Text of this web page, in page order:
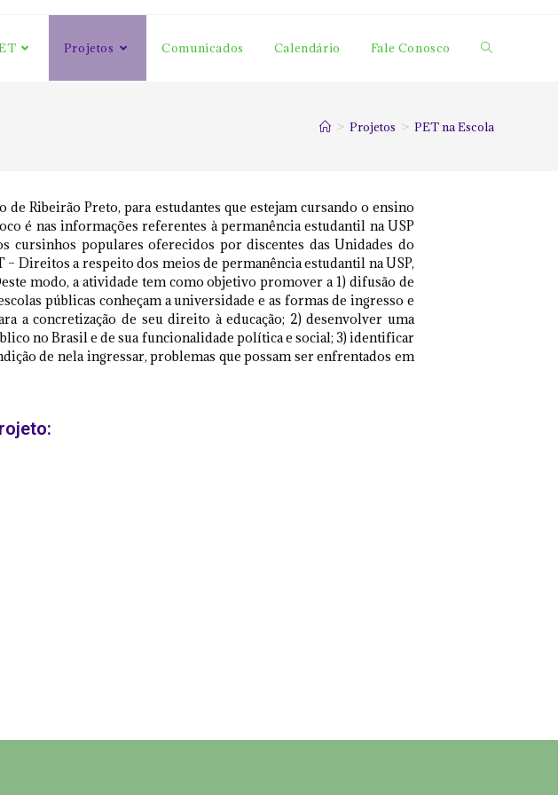
Projetos Comunicados Calendário Fale Conosco
> Projetos > PET na Escola
Ribeirão Preto, para estudantes que estejam cursando o ensino
é nas informações referentes à permanência estudantil na USP
cursinhos populares oferecidos por discentes das Unidades do
– Direitos a respeito dos meios de permanência estudantil na USP,
modo, a atividade tem como objetivo promover a 1) difusão de
públicas conheçam a universidade e as formas de ingresso e
a concretização de seu direito à educação; 2) desenvolver uma
no Brasil e de sua funcionalidade política e social; 3) identificar
de nela ingressar, problemas que possam ser enfrentados em